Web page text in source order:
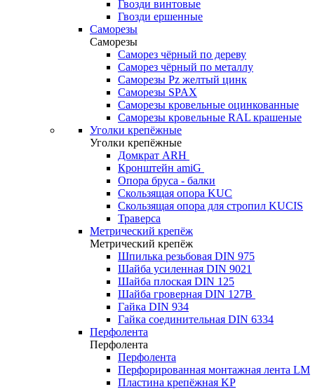
Гвозди винтовые
Гвозди ершенные
Саморезы
Саморезы
Саморез чёрный по дереву
Саморез чёрный по металлу
Саморезы Pz желтый цинк
Саморезы SPAX
Саморезы кровельные оцинкованные
Саморезы кровельные RAL крашеные
Уголки крепёжные
Уголки крепёжные
Домкрат ARH
Кронштейн amiG
Опора бруса - балки
Скользящая опора KUC
Скользящая опора для стропил KUCIS
Траверса
Метрический крепёж
Метрический крепёж
Шпилька резьбовая DIN 975
Шайба усиленная DIN 9021
Шайба плоская DIN 125
Шайба гроверная DIN 127B
Гайка DIN 934
Гайка соединительная DIN 6334
Перфолента
Перфолента
Перфолента
Перфорированная монтажная лента LM
Пластина крепёжная KP